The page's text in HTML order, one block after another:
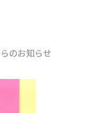
のお知らせ